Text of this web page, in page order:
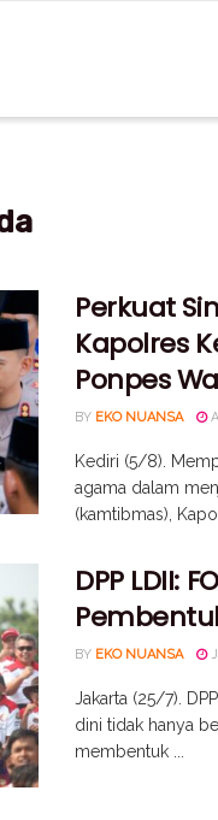
Perkuat
Kapolres
Ponpes
BY EKO NUANSA
Kediri (5/8).
agama dalam
(kamtibmas),
DPP LDII:
BY EKO NUANSA
Jakarta (25/7).
dini tidak hanya
membentuk ...